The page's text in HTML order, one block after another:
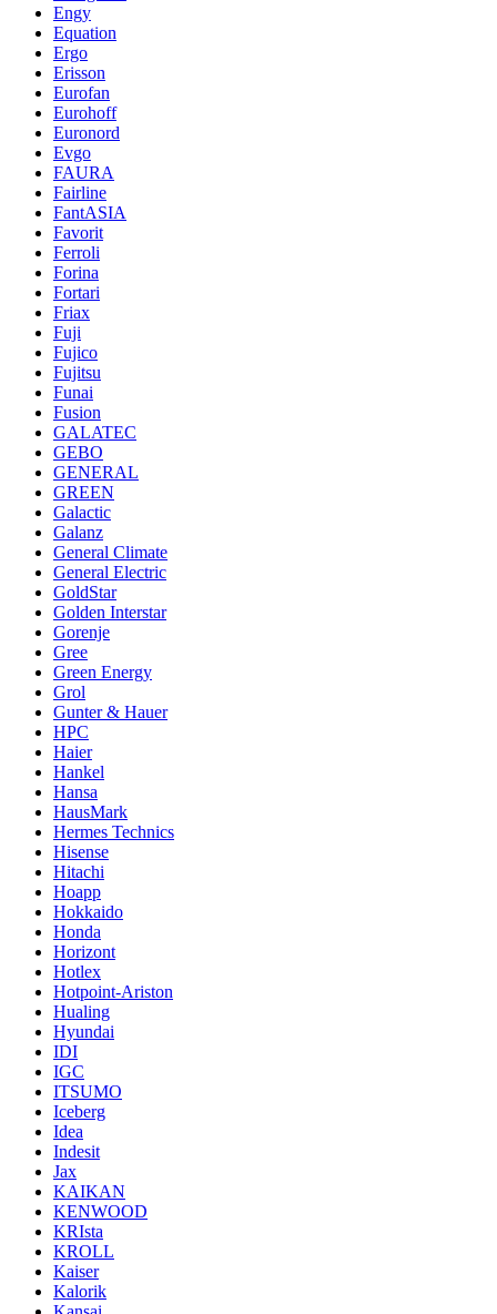
Engy
Equation
Ergo
Erisson
Eurofan
Eurohoff
Euronord
Evgo
FAURA
Fairline
FantASIA
Favorit
Ferroli
Forina
Fortari
Friax
Fuji
Fujico
Fujitsu
Funai
Fusion
GALATEC
GEBO
GENERAL
GREEN
Galactic
Galanz
General Climate
General Electric
GoldStar
Golden Interstar
Gorenje
Gree
Green Energy
Grol
Gunter & Hauer
HPC
Haier
Hankel
Hansa
HausMark
Hermes Technics
Hisense
Hitachi
Hoapp
Hokkaido
Honda
Horizont
Hotlex
Hotpoint-Ariston
Hualing
Hyundai
IDI
IGC
ITSUMO
Iceberg
Idea
Indesit
Jax
KAIKAN
KENWOOD
KRIsta
KROLL
Kaiser
Kalorik